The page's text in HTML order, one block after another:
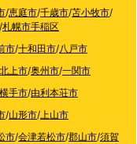
/恵庭市/千歳市/苫小牧市/
/札幌市手稲区
市/十和田市/八戸市
北上市/奥州市/一関市
横手市/由利本荘市
/山形市/上山市
市/会津若松市/郡山市/須賀